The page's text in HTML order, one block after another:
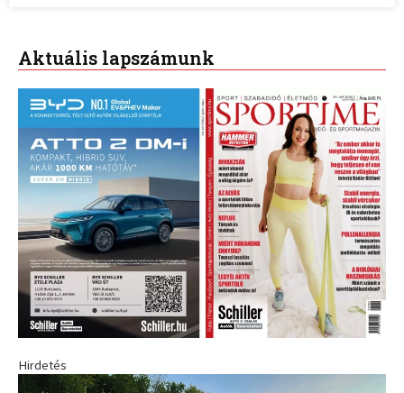
Aktuális lapszámunk
Hirdetés